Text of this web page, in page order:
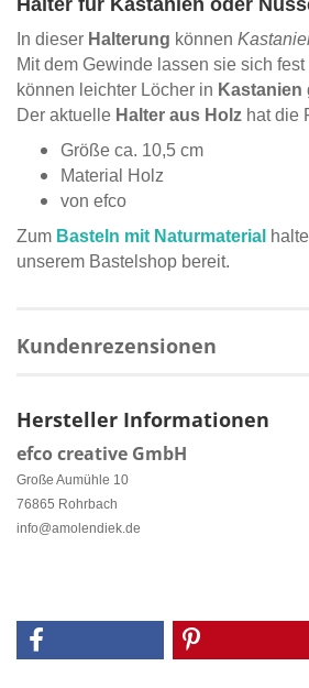
Halter für Kastanien oder
In dieser Halterung können
Mit dem Gewinde lassen sie sich
können leichter Löcher in Kastanien
Der aktuelle Halter aus Holz hat die
Größe ca. 10,5 cm
Material Holz
von efco
Zum Basteln mit Naturmaterial
unserem Bastelshop bereit.
Kundenrezensionen
Hersteller Informationen
efco creative GmbH
Große Aumühle 10
76865 Rohrbach
info@amolendiek.de